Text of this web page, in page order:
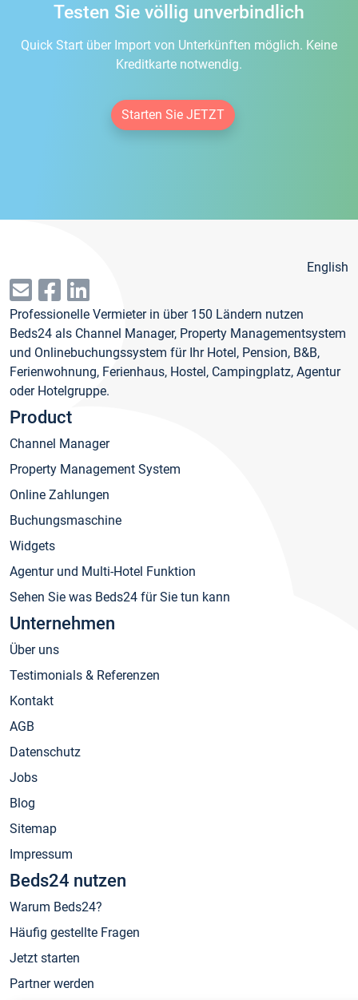
Testen Sie völlig unverbindlich
Quick Start über Import von Unterkünften möglich. Keine
Kreditkarte notwendig.
Starten Sie JETZT
English
Professionelle Vermieter in über 150 Ländern nutzen
Beds24 als Channel Manager, Property Managementsystem
und Onlinebuchungssystem für Ihr Hotel, Pension, B&B,
Ferienwohnung, Ferienhaus, Hostel, Campingplatz, Agentur
oder Hotelgruppe.
Product
Channel Manager
Property Management System
Online Zahlungen
Buchungsmaschine
Widgets
Agentur und Multi-Hotel Funktion
Sehen Sie was Beds24 für Sie tun kann
Unternehmen
Über uns
Testimonials & Referenzen
Kontakt
AGB
Datenschutz
Jobs
Blog
Sitemap
Impressum
Beds24 nutzen
Warum Beds24?
Häufig gestellte Fragen
Jetzt starten
Partner werden